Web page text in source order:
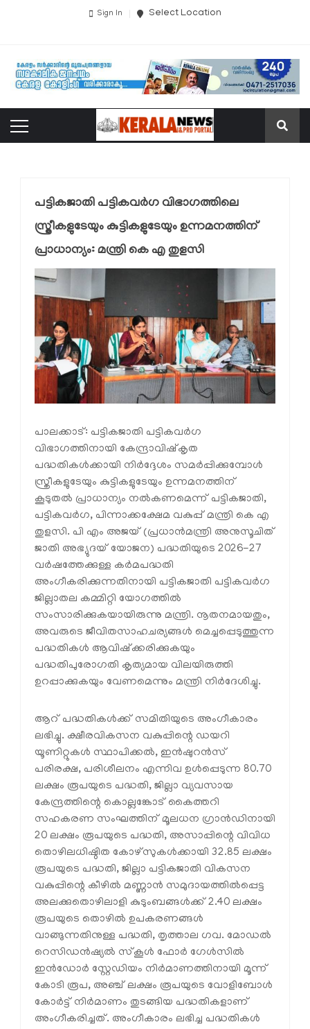
Sign In Select Location
പട്ടികജാതി പട്ടികവര്‍ഗ വിഭാഗത്തിലെ
സ്ത്രീകളുടേയും കുട്ടികളുടേയും ഉന്നമനത്തിന്
പ്രാധാന്യം: മന്ത്രി കെ എ തുളസി
പാലക്കാട്: പട്ടികജാതി പട്ടികവര്‍ഗ
വിഭാഗത്തിനായി കേന്ദ്രാവിഷ്‌കൃത
പദ്ധതികള്‍ക്കായി നിര്‍ദ്ദേശം സമര്‍പ്പിക്കുമ്പോള്‍
സ്ത്രീകളുടേയും കുട്ടികളുടേയും ഉന്നമനത്തിന്
കൂടുതല്‍ പ്രാധാന്യം നല്‍കണമെന്ന് പട്ടികജാതി,
പട്ടികവര്‍ഗ, പിന്നാക്കക്ഷേമ വകുപ്പ് മന്ത്രി കെ എ
തുളസി. പി എം അജയ് (പ്രധാന്‍മന്ത്രി അനുസൂചിത്
ജാതി അഭ്യുദയ് യോജന) പദ്ധതിയുടെ 2026-27
വര്‍ഷത്തേക്കുള്ള കര്‍മപദ്ധതി
അംഗീകരിക്കുന്നതിനായി പട്ടികജാതി പട്ടികവര്‍ഗ
ജില്ലാതല കമ്മിറ്റി യോഗത്തില്‍
സംസാരിക്കുകയായിരുന്നു മന്ത്രി. നൂതനമായതും,
അവരുടെ ജീവിതസാഹചര്യങ്ങള്‍ മെച്ചപ്പെടുത്തുന്ന
പദ്ധതികള്‍ ആവിഷ്‌ക്കരിക്കുകയും
പദ്ധതിപുരോഗതി കൃത്യമായ വിലയിരുത്തി
ഉറപ്പാക്കുകയും വേണമെന്നും മന്ത്രി നിര്‍ദേശിച്ചു.
ആറ് പദ്ധതികള്‍ക്ക് സമിതിയുടെ അംഗീകാരം
ലഭിച്ചു. ക്ഷീരവികസന വകുപ്പിന്റെ ഡയറി
യൂണിറ്റുകള്‍ സ്ഥാപിക്കല്‍, ഇന്‍ഷുറന്‍സ്
പരിരക്ഷ, പരിശീലനം എന്നിവ ഉള്‍പ്പെടുന്ന 80.70
ലക്ഷം രൂപയുടെ പദ്ധതി, ജില്ലാ വ്യവസായ
കേന്ദ്രത്തിന്റെ കൊല്ലങ്കോട് കൈത്തറി
സഹകരണ സംഘത്തിന് മൂലധന ഗ്രാന്‍ഡിനായി
20 ലക്ഷം രൂപയുടെ പദ്ധതി, അസാപ്പിന്റെ വിവിധ
തൊഴിലധിഷ്ഠിത കോഴ്സുകള്‍ക്കായി 32.85 ലക്ഷം
രൂപയുടെ പദ്ധതി, ജില്ലാ പട്ടികജാതി വികസന
വകുപ്പിന്റെ കീഴില്‍ മണ്ണാന്‍ സമുദായത്തില്‍പ്പെട്ട
അലക്കുതൊഴിലാളി കുടുംബങ്ങള്‍ക്ക് 2.40 ലക്ഷം
രൂപയുടെ തൊഴില്‍ ഉപകരണങ്ങള്‍
വാങ്ങുന്നതിനുള്ള പദ്ധതി, തൃത്താല ഗവ. മോഡല്‍
റെസിഡന്‍ഷ്യല്‍ സ്‌കൂള്‍ ഫോര്‍ ഗേള്‍സില്‍
ഇന്‍ഡോര്‍ സ്റ്റേഡിയം നിര്‍മാണത്തിനായി മൂന്ന്
കോടി രൂപ, അഞ്ച് ലക്ഷം രൂപയുടെ വോളിബോള്‍
കോര്‍ട്ട് നിര്‍മാണം തുടങ്ങിയ പദ്ധതികളാണ്
അംഗീകരിച്ചത്. അംഗീകാരം ലഭിച്ച പദ്ധതികള്‍